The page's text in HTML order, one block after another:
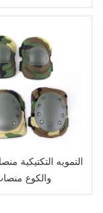
التمويه التكتيكية
والكوع